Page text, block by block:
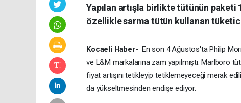
Yapılan artışla birlikte tütünün paketi
özellikle sarma tütün kullanan
Kocaeli Haber- En son 4 Ağustos'ta Philip
ve L&M markalarına zam yapılmıştı. Marlboro
fiyat artışını tetikleyip tetiklemeyeceği merak
da yükseltmesinden endişe ediyor.